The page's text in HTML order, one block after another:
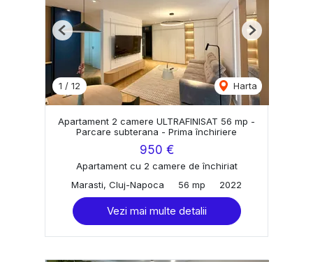
1 / 12 Harta
Previous Next
Apartament 2 camere ULTRAFINISAT 56 mp -
Parcare subterana - Prima închiriere
950 €
Apartament cu 2 camere de închiriat
Marasti, Cluj-Napoca
56 mp 2022
Vezi mai multe detalii